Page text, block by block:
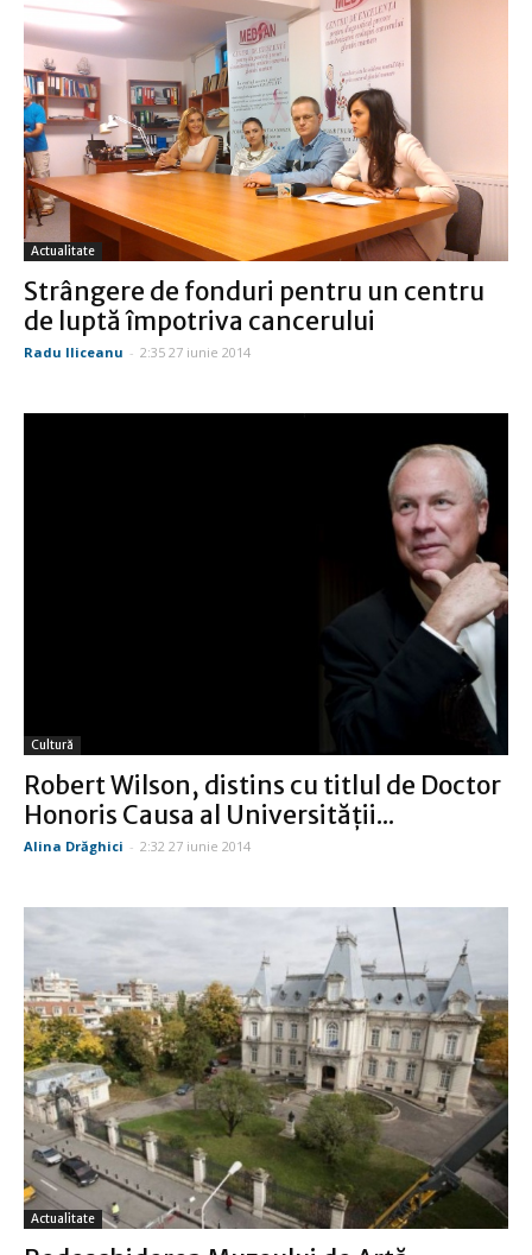
Actualitate
Strângere de fonduri pentru un centru
de luptă împotriva cancerului
Radu Iliceanu - 2:35 27 iunie 2014
Cultură
Robert Wilson, distins cu titlul de Doctor
Honoris Causa al Universităţii...
Alina Drăghici - 2:32 27 iunie 2014
Actualitate